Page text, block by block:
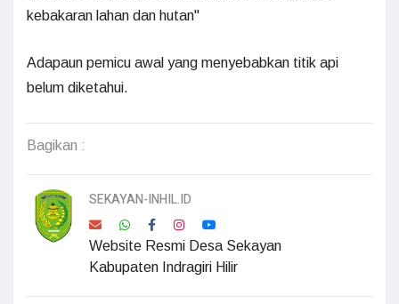
kebakaran lahan dan hutan"
Adapaun pemicu awal yang menyebabkan titik api
belum diketahui.
Bagikan :
SEKAYAN-INHIL.ID
Website Resmi Desa Sekayan
Kabupaten Indragiri Hilir